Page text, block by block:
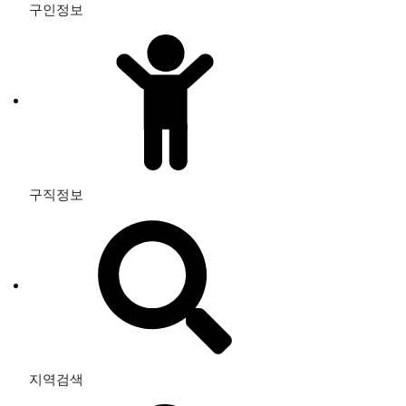
구인정보
구직정보
지역검색